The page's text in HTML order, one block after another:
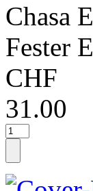
Chasa
Fester
CHF
31.00